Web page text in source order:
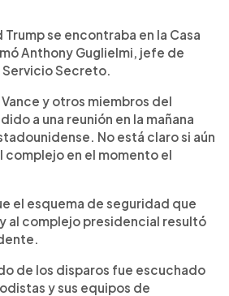
se encontraba en la Casa
Anthony Guglielmi, jefe de
Secreto.
y otros miembros del
a una reunión en la mañana
No está claro si aún
complejo en el momento el
el esquema de seguridad que
al complejo presidencial resultó
de los disparos fue escuchado
y sus equipos de